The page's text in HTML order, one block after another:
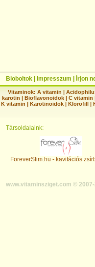
Bioboltok Impresszum Írjon
Vitaminok: A vitamin |
karotin | Bioflavonoidok | C vitamin
K vitamin | Karotinoidok | Klorofill |
Társoldalaink:
ForeverSlim.hu - kavitációs
www.vitaminsziget.com ©